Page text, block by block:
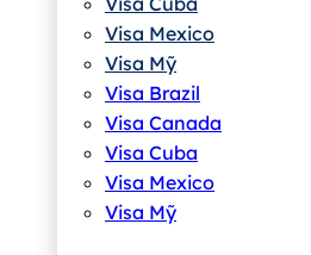
Visa Mexico
Visa Mỹ
Visa Brazil
Visa Canada
Visa Cuba
Visa Mexico
Visa Mỹ